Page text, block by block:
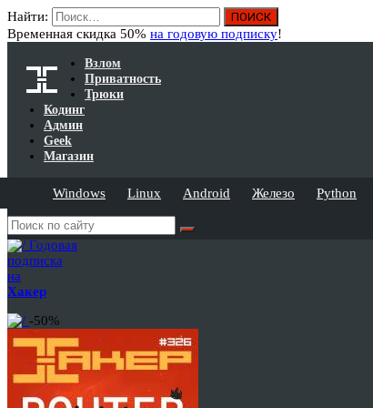
Найти:
Временная скидка 50% на годовую подписку!
Взлом
Приватность
Трюки
Кодинг
Админ
Geek
Магазин
Windows Linux Android Железо Python
Годовая
подписка
на
Хакер
-50%